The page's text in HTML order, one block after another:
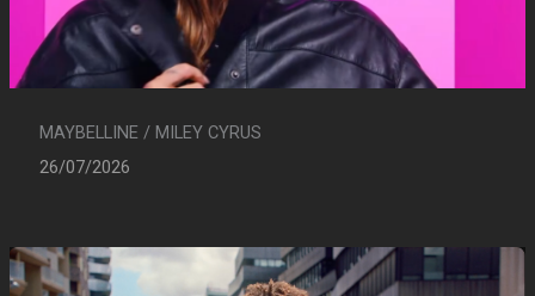
MAYBELLINE / MILEY CYRUS
26/07/2026